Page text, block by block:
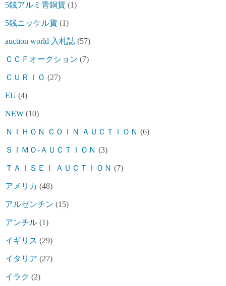
5銭アルミ青銅貨 (1)
5銭ニッケル貨 (1)
auction world 入札誌 (57)
ＣＣＦオークション (7)
ＣＵＲＩＯ (27)
EU (4)
NEW (10)
ＮＩＨＯＮ ＣＯＩＮ ＡＵＣＴＩＯＮ (6)
ＳＩＭＯ-ＡＵＣＴＩＯＮ (3)
ＴＡＩＳＥＩ ＡＵＣＴＩＯＮ (7)
アメリカ (48)
アルゼンチン (15)
アンチル (1)
イギリス (29)
イタリア (27)
イラク (2)